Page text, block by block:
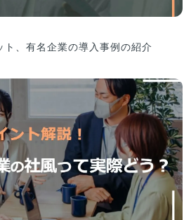
、有名企業の導入事例の紹介